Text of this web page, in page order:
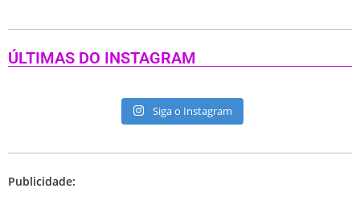
ÚLTIMAS DO INSTAGRAM
Siga o Instagram
Publicidade: